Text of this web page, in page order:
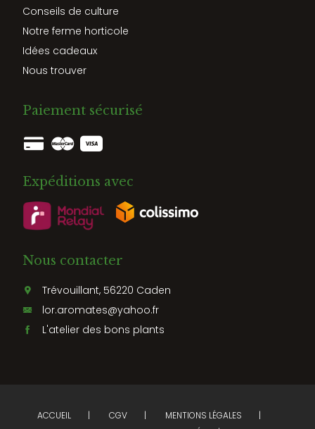
Conseils de culture
Notre ferme horticole
Idées cadeaux
Nous trouver
Paiement sécurisé
Expéditions avec
Nous contacter
Trévouillant, 56220 Caden
lor.aromates@yahoo.fr
L'atelier des bons plants
ACCUEIL CGV
MENTIONS LÉGALES